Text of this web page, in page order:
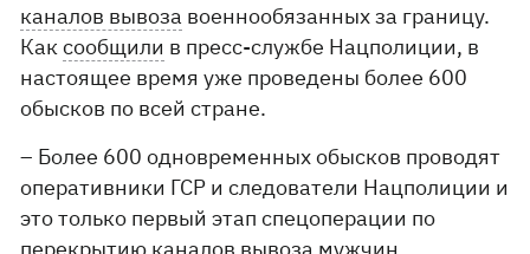
каналов вывоза военнообязанных за границу.
Каксообщили в пресс-службе Нацполиции, в
настоящее время уже проведены более 600
обысков по всей стране.
– Более 600 одновременных обысков проводят
оперативники ГСР и следователи Нацполиции и
это только первый этап спецоперации по